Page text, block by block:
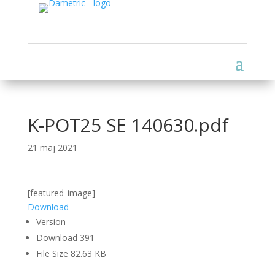
K-POT25 SE 140630.pdf
21 maj 2021
[featured_image]
Download
Version
Download 391
File Size 82.63 KB